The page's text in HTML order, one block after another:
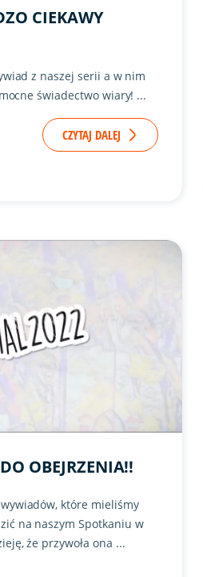
CIEKAWY
z naszej serii a w nim
świadectwo wiary! ...
CZYTAJ DALEJ
do obejrzenia!!" ze
OBEJRZENIA!!
które mieliśmy
na naszym Spotkaniu w
że przywoła ona ...